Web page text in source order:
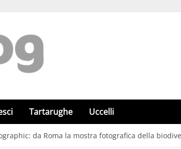
Tartarughe Uccelli
da Roma la mostra fotografica della